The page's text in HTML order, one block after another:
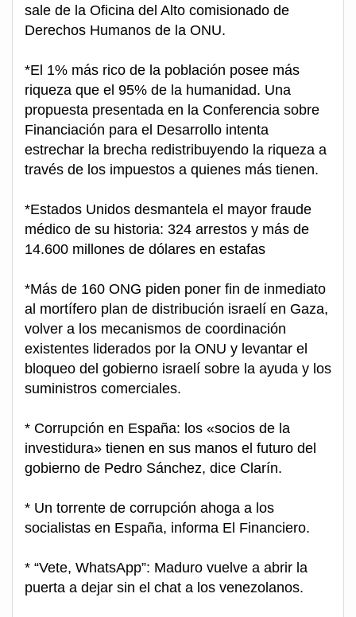
sale de la Oficina del Alto comisionado de
Derechos Humanos de la ONU.
*El 1% más rico de la población posee más
riqueza que el 95% de la humanidad. Una
propuesta presentada en la Conferencia sobre
Financiación para el Desarrollo intenta
estrechar la brecha redistribuyendo la riqueza a
través de los impuestos a quienes más tienen.
*Estados Unidos desmantela el mayor fraude
médico de su historia: 324 arrestos y más de
14.600 millones de dólares en estafas
*Más de 160 ONG piden poner fin de inmediato
al mortífero plan de distribución israelí en Gaza,
volver a los mecanismos de coordinación
existentes liderados por la ONU y levantar el
bloqueo del gobierno israelí sobre la ayuda y los
suministros comerciales.
* Corrupción en España: los «socios de la
investidura» tienen en sus manos el futuro del
gobierno de Pedro Sánchez, dice Clarín.
* Un torrente de corrupción ahoga a los
socialistas en España, informa El Financiero.
* “Vete, WhatsApp”: Maduro vuelve a abrir la
puerta a dejar sin el chat a los venezolanos.